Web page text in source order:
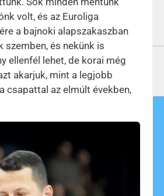
volt, és az Euroliga
a bajnoki alapszakaszban
szemben, és nekünk is
ellenfél lehet, de korai még
akarjuk, mint a legjobb
csapattal az elmúlt években,